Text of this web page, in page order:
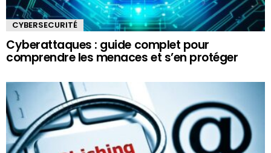
CYBERSECURITÉ
Cyberattaques : guide complet pour
comprendre les menaces et s’en protéger